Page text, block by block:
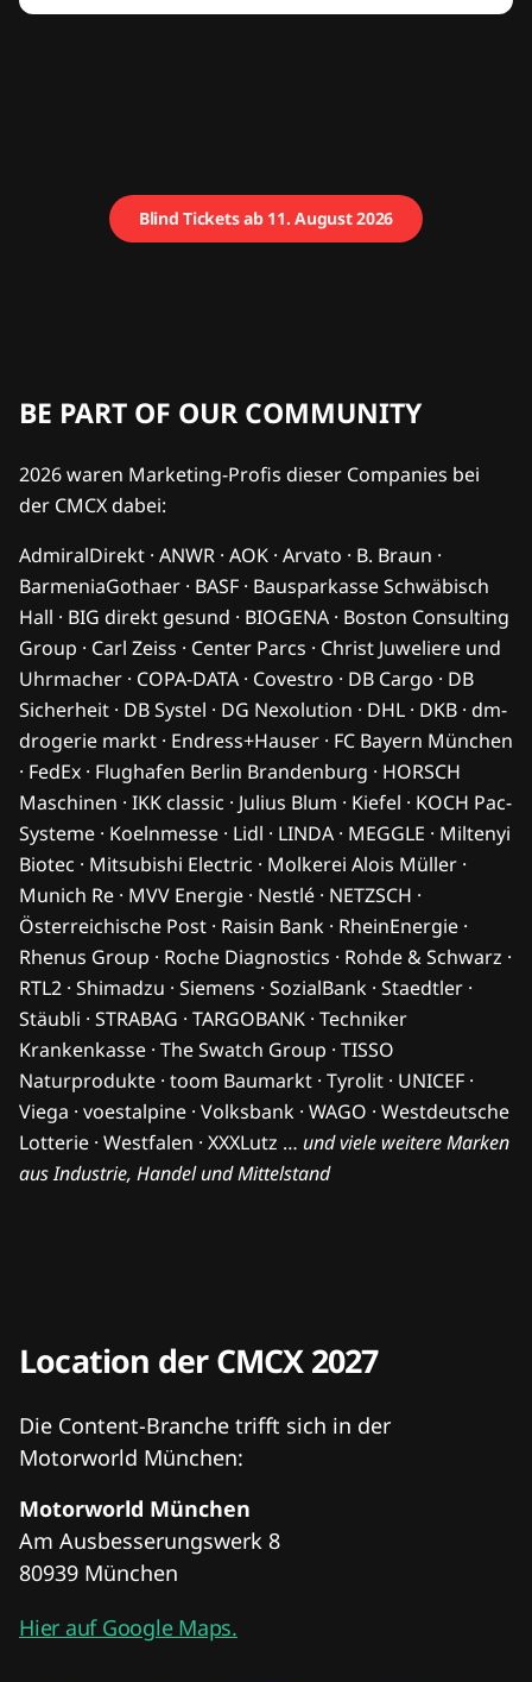
Blind Tickets ab 11. August 2026
BE PART OF OUR COMMUNITY
2026 waren Marketing-Profis dieser Companies bei
der CMCX dabei:
AdmiralDirekt · ANWR · AOK · Arvato · B. Braun ·
BarmeniaGothaer · BASF · Bausparkasse Schwäbisch
Hall · BIG direkt gesund · BIOGENA · Boston Consulting
Group · Carl Zeiss · Center Parcs · Christ Juweliere und
Uhrmacher · COPA-DATA · Covestro · DB Cargo · DB
Sicherheit · DB Systel · DG Nexolution · DHL · DKB · dm-
drogerie markt · Endress+Hauser · FC Bayern München
· FedEx · Flughafen Berlin Brandenburg · HORSCH
Maschinen · IKK classic · Julius Blum · Kiefel · KOCH Pac-
Systeme · Koelnmesse · Lidl · LINDA · MEGGLE · Miltenyi
Biotec · Mitsubishi Electric · Molkerei Alois Müller ·
Munich Re · MVV Energie · Nestlé · NETZSCH ·
Österreichische Post · Raisin Bank · RheinEnergie ·
Rhenus Group · Roche Diagnostics · Rohde & Schwarz ·
RTL2 · Shimadzu · Siemens · SozialBank · Staedtler ·
Stäubli · STRABAG · TARGOBANK · Techniker
Krankenkasse · The Swatch Group · TISSO
Naturprodukte · toom Baumarkt · Tyrolit · UNICEF ·
Viega · voestalpine · Volksbank · WAGO · Westdeutsche
Lotterie · Westfalen · XXXLutz … und viele weitere Marken
aus Industrie, Handel und Mittelstand
Location der CMCX 2027
Die Content-Branche trifft sich in der
Motorworld München:
Motorworld München
Am Ausbesserungswerk 8
80939 München
Hier auf Google Maps.